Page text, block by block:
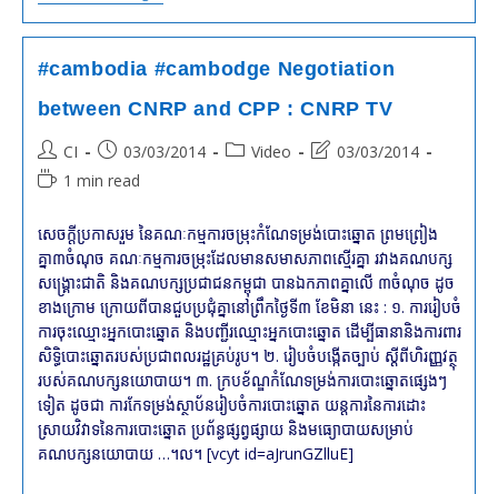
#cambodia
CNRP’s
Statement
Video
#cambodia #cambodge Negotiation
between CNRP and CPP : CNRP TV
Post
author:
CI
Post
published:
03/03/2014
PostVideo
Post03/03/2014
Reading1 min read
សេចក្តីប្រកាសរួម នៃគណៈកម្មការចម្រុះកំណែទម្រង់បោះឆ្នោត ព្រមព្រៀង
គ្នា៣ចំណុច គណៈកម្មការ​ចម្រុះ​ដែល​មាន​សមាស​ភាព​ស្មើរ​គ្នា​ រវាងគណបក្ស
សង្រ្គោះជាតិ និងគណបក្សប្រជាជនកម្ពុជា បាន​ឯក​ភាព​គ្នា​លើ ៣​ចំណុច ដូច
ខាងក្រោម ក្រោយ​ពី​បាន​ជួប​ប្រជុំ​គ្នា​នៅ​ព្រឹកថ្ងៃទី៣ ខែមិនា នេះ : ១. ការ​រៀប​ចំ
ការ​ចុះ​ឈ្មោះ​អ្នក​បោះ​ឆ្នោត និង​បញ្ជីរ​ឈ្មោះ​អ្នក​បោះ​ឆ្នោត ដើម្បី​ធានា​និង​ការ​ពារ​
សិទ្ធិ​បោះ​ឆ្នោត​របស់​ប្រជា​ពលរដ្ឋ​គ្រប់​រូប។ ២. រៀប​ចំ​បង្កើត​ច្បាប់ ស្តីពី​ហិរញ្ញ​វត្ថុ​
របស់​គណបក្ស​នយោ​បាយ។ ៣. ក្រប​ខ័ណ្ឌ​កំណែ​ទម្រង់​ការ​បោះ​ឆ្នោត​ផ្សេងៗ​
ទៀត ដូច​ជា ការ​កែ​ទម្រង់​ស្ថាប័ន​រៀប​ចំ​ការ​បោះ​ឆ្នោត យន្តការ​នៃ​ការ​ដោះ​
ស្រាយ​វិវាទ​នៃ​ការ​បោះ​ឆ្នោត ប្រព័ន្ធ​ផ្សព្វ​ផ្សាយ និង​មធ្យោ​បាយ​សម្រាប់​
គណបក្ស​នយោបាយ​ …។ល។ [vcyt id=aJrunGZlluE]